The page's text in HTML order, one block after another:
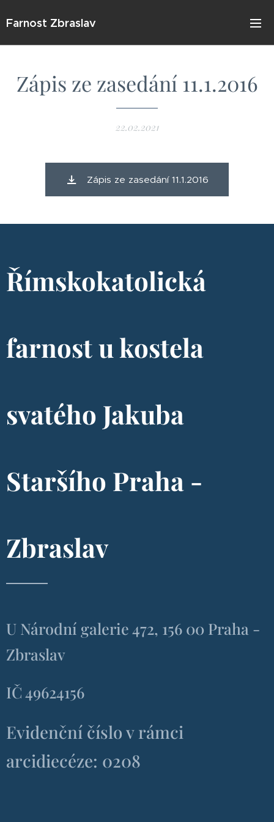
Farnost Zbraslav
Zápis ze zasedání 11.1.2016
22.02.2021
Zápis ze zasedání 11.1.2016
Římskokatolická
farnost u kostela
svatého Jakuba
Staršího Praha -
Zbraslav
U Národní galerie 472, 156 00 Praha -
Zbraslav
IČ 49624156
Evidenční číslo v rámci
arcidiecéze: 0208